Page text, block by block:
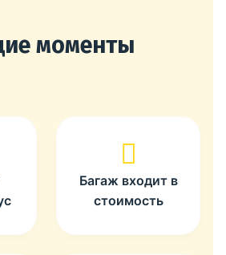
моменты
Багаж входит в
стоимость